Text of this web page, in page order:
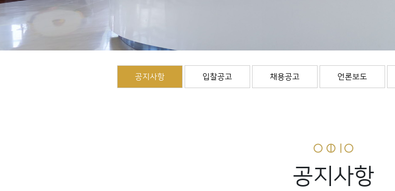
공지사항 입찰공고 채용공고 언론보도
공지사항